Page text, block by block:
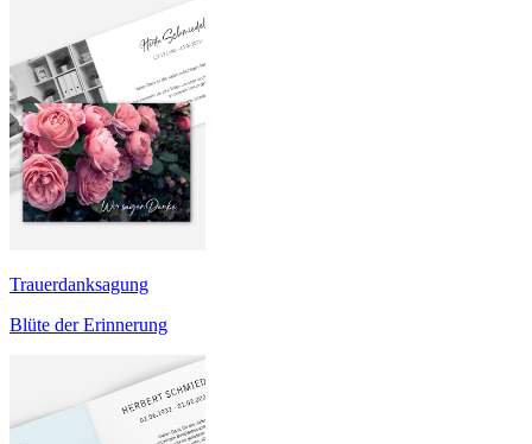
Trauerdanksagung
Blüte der Erinnerung